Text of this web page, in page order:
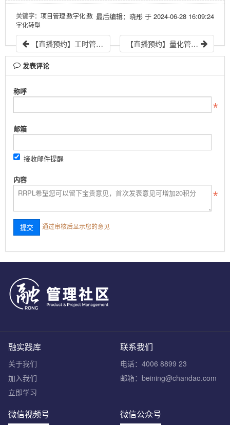
最后编辑：晓彤 于 2024-06-28 16:09:24
关键字：项目管理;数字化;数
字化转型
【直播预约】工时管理玩出新境界 ｜ 践行者第43期 【直播预约】量化管理你也能学会 ｜ 践行者第45期
发表评论
称呼
邮箱
接收邮件提醒
内容
通过审核后显示您的意见
联系我们
电话：4006 8899 23
邮箱：beining@chandao.com
融实践库
关于我们
加入我们
立即学习
微信公众号
微信视频号